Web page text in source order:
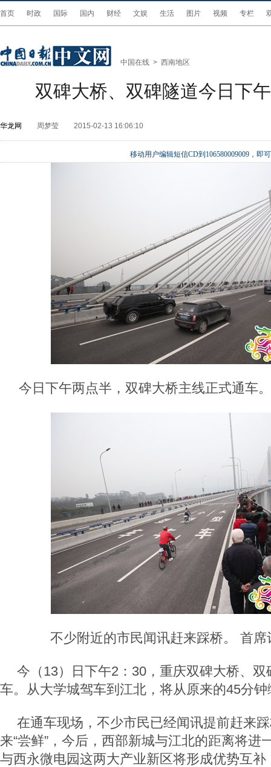
首页 时政 国际 国内 财经 文娱 生活 图片 视频 专栏
中国在线 > 西南地区
双碑大桥、双碑隧道今日下
华龙网 周梦莹 2015-02-13 16:06:10
移动用户编辑短信CD到106580009009，即
今日下午两点半，双碑大桥主线正式通车
不少附近的市民闻讯赶来踩桥。 首
今（13）日下午2：30，重庆双碑大桥、
车。从大学城驾车到江北，将从原来的45分
在通车现场，不少市民已经闻讯提前赶来
来“尝鲜”，今后，西部新城与江北的距离将进
与西永微电园这两大产业新区将形成优势互补